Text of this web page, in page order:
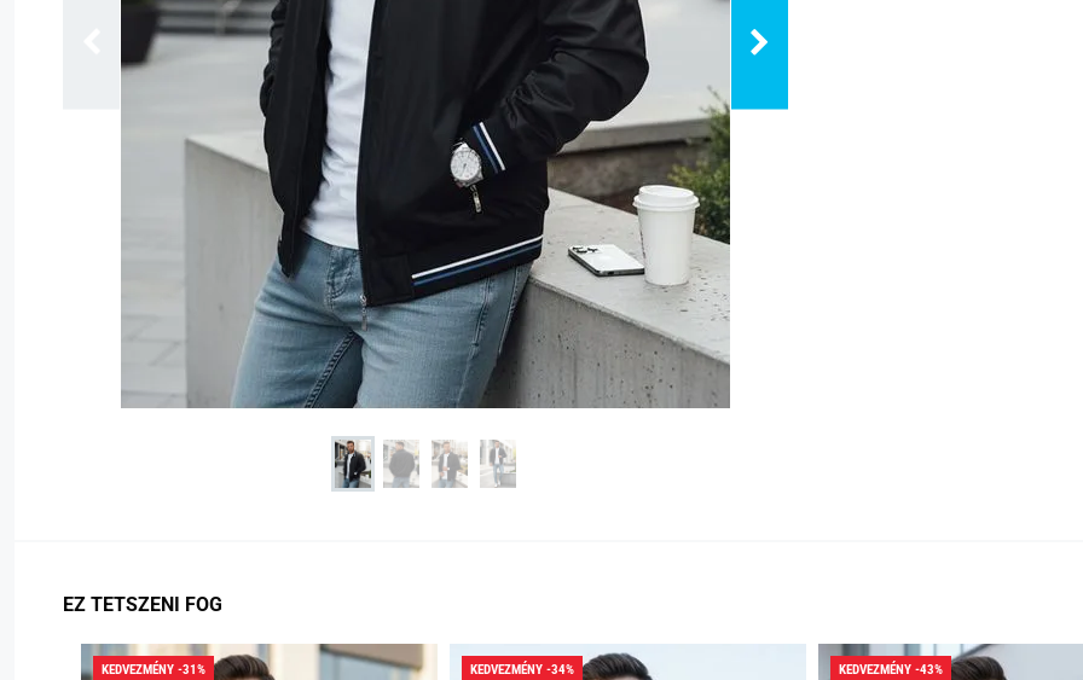
EZ TETSZENI FOG
KEDVEZMÉNY -31%
KEDVEZMÉNY -34%
KEDVEZMÉNY -43%